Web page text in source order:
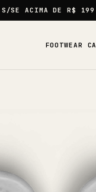
S/SE ACIMA DE R$ 199
FOOTWEAR